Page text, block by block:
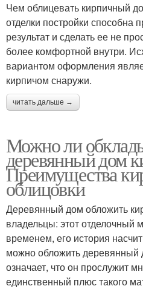
Чем облицевать кирпичный
отделки постройки способна
результат и сделать ее не
более комфортной внутри.
вариантом оформления
кирпичом снаружи.
читать дальше →
Можно ли
деревянный дом
Преимущества
облицовки
Деревянный дом обложить
владельцы: этот отделочный
временем, его история
можно обложить деревянный
означает, что он прослужит
единственный плюс такого